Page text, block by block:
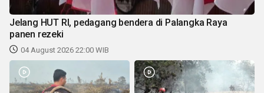
Jelang HUT RI, pedagang bendera di Palangka Raya
panen rezeki
04 August 2026 22:00 WIB